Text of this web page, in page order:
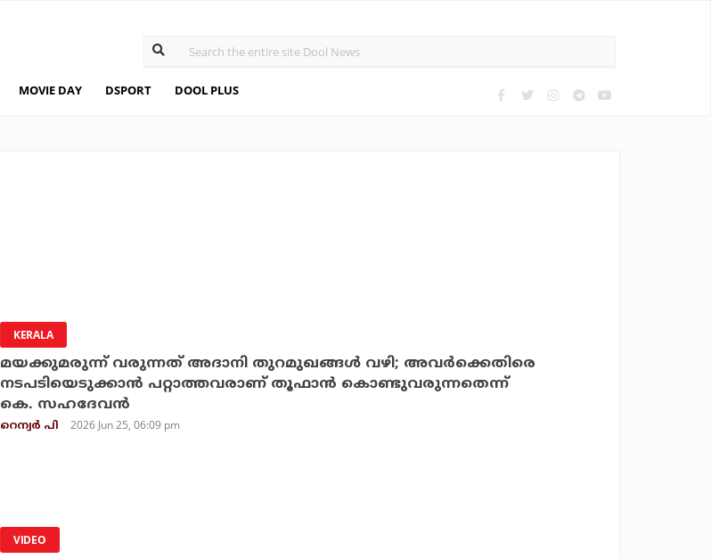
MOVIE DAY DSPORT DOOL PLUS
KERALA
മയക്കുമരുന്ന് വരുന്നത് അദാനി തുറമുഖങ്ങള്‍ വഴി; അവര്‍ക്കെതിരെ
നടപടിയെടുക്കാന്‍ പറ്റാത്തവരാണ് തൂഫാന്‍ കൊണ്ടുവരുന്നതെന്ന്
കെ. സഹദേവന്‍
റെന്വര്‍ പി 2026 Jun 25, 06:09 pm
VIDEO